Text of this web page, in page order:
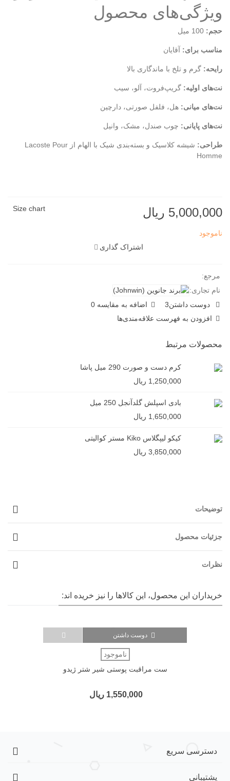
ویژگی‌های محصول
حجم:
مناسب برای: آقایان
رایحه: گرم و تلخ با ماندگاری بالا
نت‌های اولیه: گریپ‌فروت، آلو، سیب
نت‌های میانی: هل، فلفل صورتی، دارچین
نت‌های پایانی: چوب صندل، مشک، وانیل
طراحی:
شیشه کلاسیک و بسته‌بندی شیک با الهام از Lacoste Pour
Homme
5,000,000 ریال Size chart
ناموجود
اشتراک گذاری
مرجع:
نام تجاری:
دوست داشتن3 اضافه به مقایسه 0
افزودن به فهرست علاقه‌مندی‌ها
محصولات مرتبط
کرم دست و صورت 290 میل پاشا
1,250,000 ریال
بادی اسپلش گلدآنجل 250 میل
1,650,000 ریال
کیکو لیپگلاس Kiko مستر کوالیتی
3,850,000 ریال
توضیحات
جزئیات محصول
نظرات
خریداران این محصول، این کالاها را نیز خریده اند:
دوست داشتن
ناموجود
ست مراقبت پوستی شیر شتر ژیدو
1,550,000 ریال
دسترسی سریع
پشتیبانی